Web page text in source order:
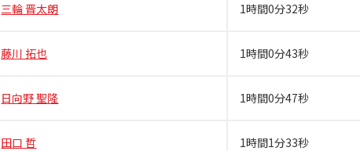
三輪 晋太朗 1時間0分32秒
藤川 拓也 1時間0分43秒
日向野 聖隆 1時間0分47秒
田口 哲 1時間1分33秒